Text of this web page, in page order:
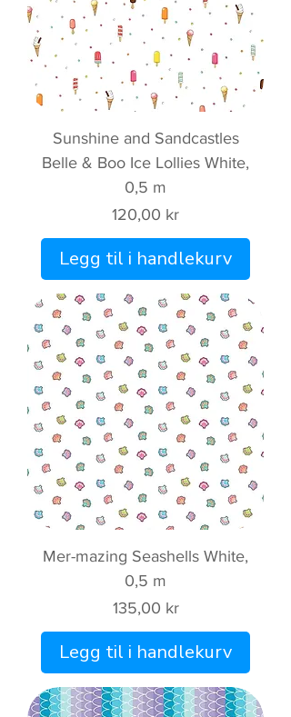
Sunshine and Sandcastles
Belle & Boo Ice Lollies White,
0,5 m
Pris
120,00 kr
Legg til i handlekurv
Mer-mazing Seashells White,
0,5 m
Pris
135,00 kr
Legg til i handlekurv